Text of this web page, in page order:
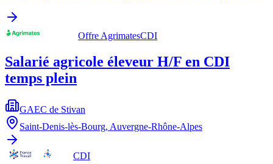
Offre AgrimatesCDI
Salarié agricole éleveur H/F en CDI
temps plein
GAEC de Stivan
Saint-Denis-lès-Bourg, Auvergne-Rhône-Alpes
CDI